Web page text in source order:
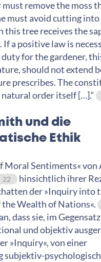
must remove the moss
must avoid cutting
this tree receives the
If a positive law is
for the gardener,
should not extend
prescribes. The
order itself […].“
und die
Ethik
Moral Sentiments« von
22
hinsichtlich ihrer
der »Inquiry into
the Wealth of Nations«.
dass sie, im
und objektiv
»Inquiry«, von einer
subjektiv-